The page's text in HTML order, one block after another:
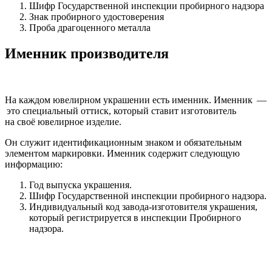
Шифр Государственной инспекции пробирного надзора
Знак пробирного удостоверения
Проба драгоценного металла
Именник производителя
На каждом ювелирном украшении есть именник. Именник —
это специальный оттиск, который ставит изготовитель
на своё ювелирное изделие.
Он служит идентификационным знаком и обязательным
элементом маркировки. Именник содержит следующую
информацию:
Год выпуска украшения.
Шифр Государственной инспекции пробирного надзора.
Индивидуальный код завода-изготовителя украшения,
который регистрируется в инспекции Пробирного
надзора.